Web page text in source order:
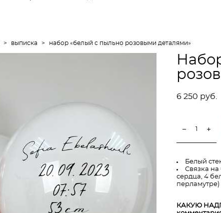
> выписка > набор «белый с пыльно розовыми деталями»
6 250 pуб.
Белый
Связка на
сердца, 4
перламутре)
КАКУЮ